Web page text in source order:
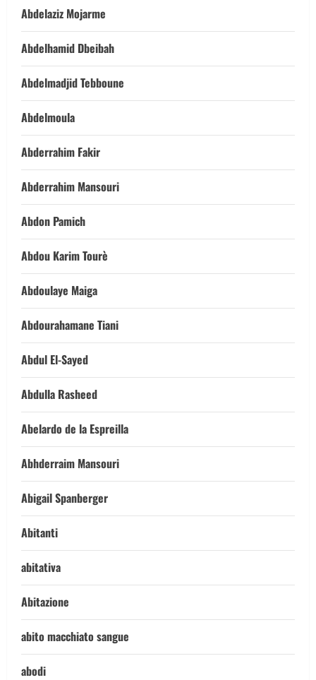
Abdelaziz Mojarme
Abdelhamid Dbeibah
Abdelmadjid Tebboune
Abdelmoula
Abderrahim Fakir
Abderrahim Mansouri
Abdon Pamich
Abdou Karim Tourè
Abdoulaye Maiga
Abdourahamane Tiani
Abdul El-Sayed
Abdulla Rasheed
Abelardo de la Espreilla
Abhderraim Mansouri
Abigail Spanberger
Abitanti
abitativa
Abitazione
abito macchiato sangue
abodi